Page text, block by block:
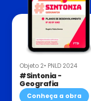
Objeto 2• PNLD 2024
#Sintonia -
Geografia
Conheça a obra